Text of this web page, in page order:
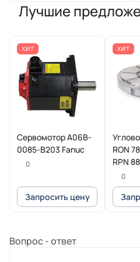
Лучшие
ХИТ
Сервомотор A06B-
0085-B203 Fanuc
0
Запросить цену
ХИТ
RON
RPN
0
Вопрос - ответ